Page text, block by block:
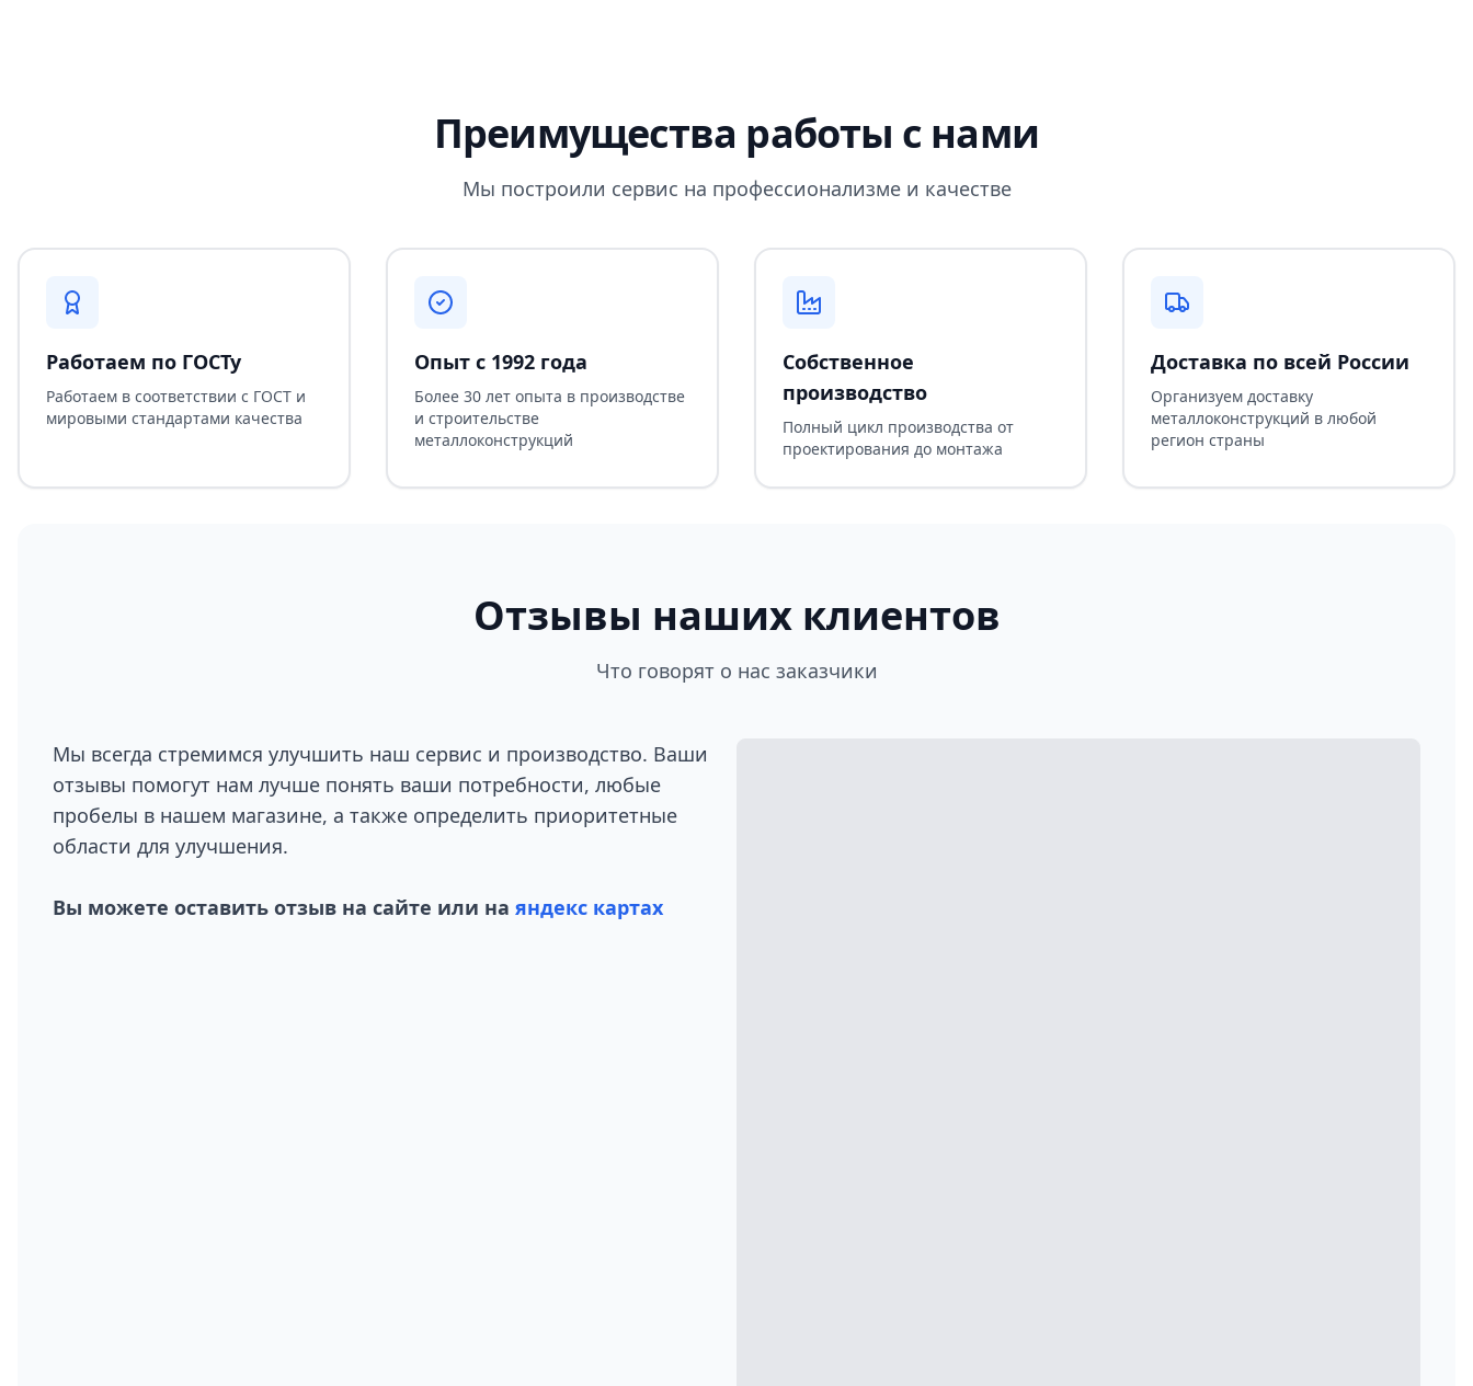
Преимущества работы с нами
Мы построили сервис на профессионализме и качестве
Работаем по ГОСТу
Работаем в соответствии с ГОСТ и
мировыми стандартами качества
Опыт с 1992 года
Более 30 лет опыта в производстве
и строительстве
металлоконструкций
Собственное
производство
Полный цикл производства от
проектирования до монтажа
Доставка по всей России
Организуем доставку
металлоконструкций в любой
регион страны
Отзывы наших клиентов
Что говорят о нас заказчики
Мы всегда стремимся улучшить наш сервис и производство. Ваши
отзывы помогут нам лучше понять ваши потребности, любые
пробелы в нашем магазине, а также определить приоритетные
области для улучшения.
Вы можете оставить отзыв на сайте или на яндекс картах